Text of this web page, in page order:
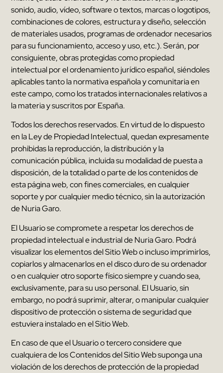
sonido,audio,vídeo,software o textos, marcas o logotipos,
combinaciones de colores,estructura y diseño,selección
de materiales usados, programas de ordenador necesarios
para su funcionamiento,acceso y uso,etc.).Serán, por
consiguiente,obras protegidas como propiedad
intelectual por el ordenamiento jurídico español,siéndoles
aplicables tanto la normativa española y comunitaria en
este campo,como los tratados internacionales relativos a
la materia y suscritos por España.
Todos los derechos reservados. En virtud de lo dispuesto
en la Ley de Propiedad Intelectual,quedan expresamente
prohibidas la reproducción, la distribución y la
comunicación pública, incluida su modalidad de puesta a
disposición,de la totalidad o parte de los contenidos de
esta página web,con fines comerciales,en cualquier
soporte y por cualquier medio técnico,sin la autorización
deNuria Garo.
El Usuario se compromete a respetar los derechos de
propiedad intelectual e industrial deNuria Garo. Podrá
visualizar los elementos del Sitio Web o incluso imprimirlos,
copiarlos y almacenarlos en el disco duro de su ordenador
o en cualquier otro soporte físico siempre y cuando sea,
exclusivamente, para su uso personal. El Usuario,sin
embargo, no podrá suprimir,alterar,o manipular cualquier
dispositivo de protección o sistema de seguridad que
estuviera instalado en el Sitio Web.
En caso de que el Usuario o tercero considere que
cualquiera de los Contenidos del Sitio Web suponga una
violación de los derechos de protección de la propiedad